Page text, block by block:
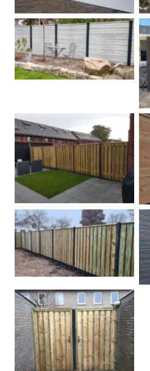
Betonschutting
Betonpalen schutting
Hout beton schuttingen
Tuindeur grenen